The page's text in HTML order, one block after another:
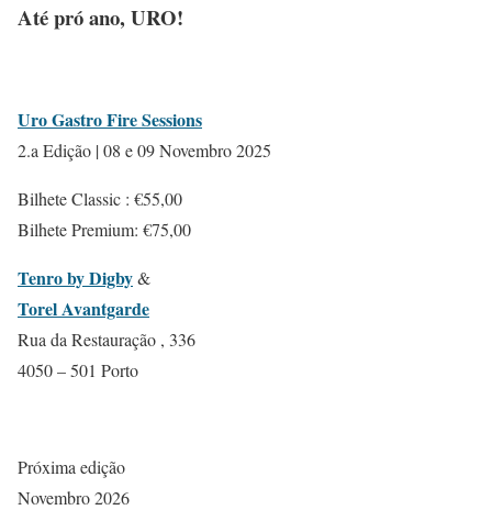
Até pró ano, URO!
Uro Gastro Fire Sessions
2.a Edição | 08 e 09 Novembro 2025
Bilhete Classic : €55,00
Bilhete Premium: €75,00
Tenro by Digby&
Torel Avantgarde
Rua da Restauração , 336
4050 – 501 Porto
Próxima edição
Novembro 2026